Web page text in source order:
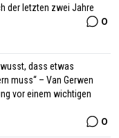
der letzten zwei Jahre
0
dass etwas
muss“ – Van Gerwen
vor einem wichtigen
0